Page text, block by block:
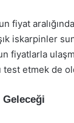
fiyat
iskarpinler
fiyatlarla
test etmek de
Geleceği